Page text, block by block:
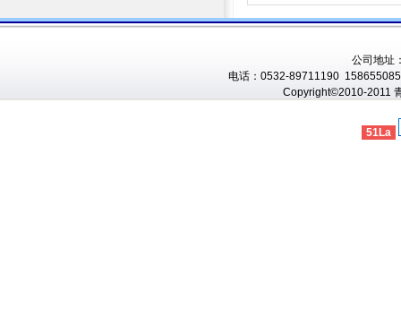
公司地址
电话：0532-89711190
Copyright©2010-2011
51La